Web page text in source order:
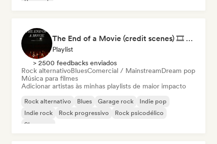
Pop rock
The End of a Movie (credit scenes) 🎞️ Cinematic Dream Pop & Bedroom Indie
Playlist
> 2500 feedbacks enviados
Rock alternativoBluesComercial / MainstreamDream pop
Música para filmes
Adicionar artistas às minhas playlists de maior impacto
Rock alternativo Blues Garage rock
Indie pop
Indie rock
Rock progressivo
Rock psicodélico
Shoegaze